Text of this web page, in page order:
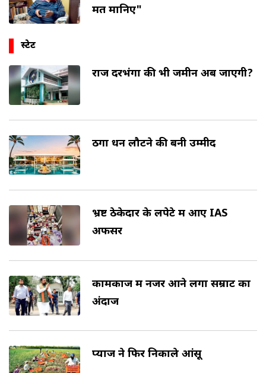
मत मानिए"
स्टेट
राज दरभंगा की भी जमीन अब जाएगी?
ठगा धन लौटने की बनी उम्मीद
भ्रष्ट ठेकेदार के लपेटे में आए IAS
अफसर
कामकाज में नजर आने लगा सम्राट का
अंदाज
प्याज ने फिर निकाले आंसू